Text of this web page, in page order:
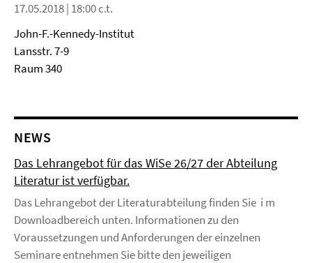
17.05.2018 | 18:00 c.t.
John-F.-Kennedy-Institut
Lansstr. 7-9
Raum 340
NEWS
Das Lehrangebot für das WiSe 26/27 der Abteilung
Literatur ist verfügbar.
Das Lehrangebot der Literaturabteilung finden Sie i m
Downloadbereich unten. Informationen zu den
Voraussetzungen und Anforderungen der einzelnen
Seminare entnehmen Sie bitte den jeweiligen